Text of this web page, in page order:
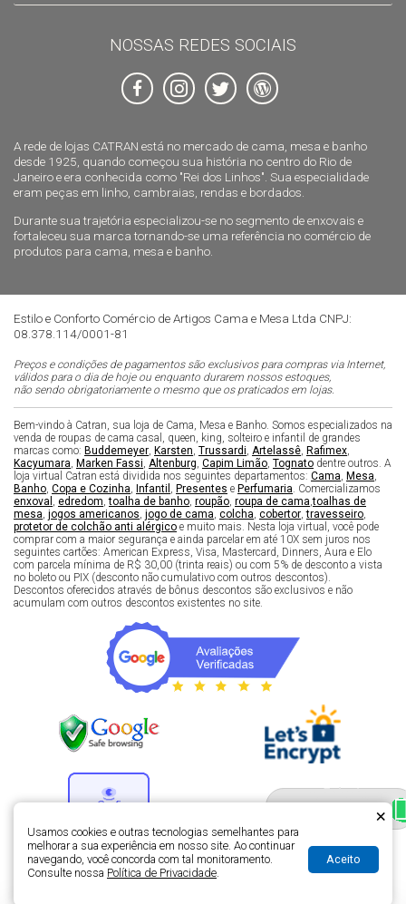
A rede de lojas CATRAN está no mercado de cama, mesa e banho
desde 1925, quando começou sua história no centro do Rio de
Janeiro e era conhecida como "Rei dos Linhos". Sua especialidade
eram peças em linho, cambraias, rendas e bordados.
Durante sua trajetória especializou-se no segmento de enxovais e
fortaleceu sua marca tornando-se uma referência no comércio de
produtos para cama, mesa e banho.
NOSSAS REDES SOCIAIS
Estilo e Conforto Comércio de Artigos Cama e Mesa Ltda CNPJ:
08.378.114/0001-81
Preços e condições de pagamentos são exclusivos para compras via Internet,
válidos para o dia de hoje ou enquanto durarem nossos estoques,
não sendo obrigatoriamente o mesmo que os praticados em lojas.
Bem-vindo à Catran, sua loja de Cama, Mesa e Banho. Somos especializados na
venda de roupas de cama casal, queen, king, solteiro e infantil de grandes
marcas como: Buddemeyer Karsten Trussardi Artelassê Rafimex
Kacyumara Marken Fassi Altenburg Capim Limão Tognato dentre outros. A
loja virtual Catran está dividida nos seguintes departamentos: Cama Mesa
Banho Copa e Cozinha Infantil Presentes e Perfumaria . Comercializamos
enxoval
edredom ,toalha de banho roupão roupa de cama ,toalhas de
mesa jogos americanos jogo de cama colcha cobertor ,travesseiro
protetor de colchão anti alérgico e muito mais. Nesta loja virtual, você pode
comprar com a maior segurança e ainda parcelar em até 10X sem juros nos
seguintes cartões: American Express, Visa, Mastercard, Dinners, Aura e Elo
com parcela mínima de R$ 30,00 (trinta reais) ou com 5% de desconto a vista
no boleto ou PIX (desconto não cumulativo com outros descontos).
Descontos oferecidos através de bônus descontos são exclusivos e não
acumulam com outros descontos existentes no site.
Desenvolvimento de lojas virtuais -H5 Web - Soluções em tecnologia da
informação
×
Usamos cookies e outras tecnologias semelhantes para
melhorar a sua experiência em nosso site. Ao continuar
navegando, você concorda com tal monitoramento.
Consulte nossa Política de Privacidade.
Aceito
Fale com um especialista
enxoval